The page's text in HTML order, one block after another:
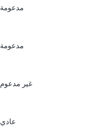
مدعومة
مدعومة
غير مدعوم
عادي